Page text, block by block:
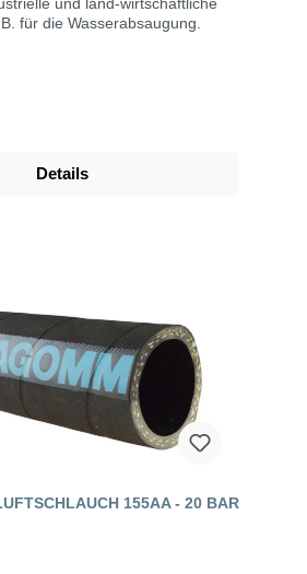
für die Wasserabsaugung.
Details
155AA - 20 BAR